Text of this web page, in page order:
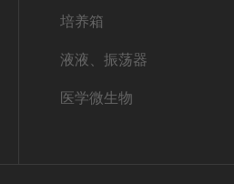
培养箱
液液、振荡器
医学微生物